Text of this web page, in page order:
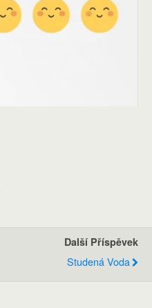
Další Příspěvek
Studená Voda